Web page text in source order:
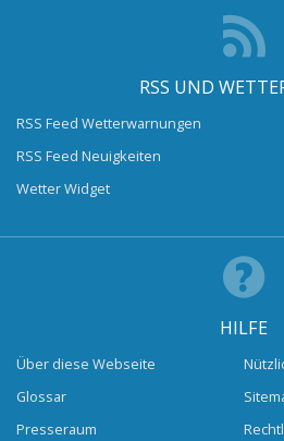
RSS UND
RSS Feed Wetterwarnungen
RSS Feed Neuigkeiten
Wetter Widget
HILFE
Über diese Webseite
Glossar
Presseraum